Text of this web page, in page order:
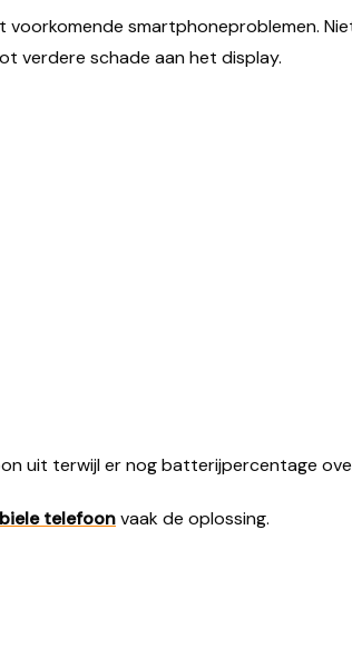
voorkomende smartphoneproblemen.
verdere schade aan het display.
uit terwijl er nog batterijpercentage
telefoonvaak de oplossing.